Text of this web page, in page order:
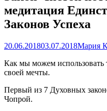
медитация
Законов Успеха
20.06.201803.07.2018Мария
Как мы можем использовать
своей мечты.
Первый из 7 Духовных
Чопрой.